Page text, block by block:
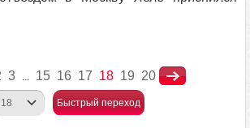
3 ... 15 16 17 18 19 20
Быстрый переход